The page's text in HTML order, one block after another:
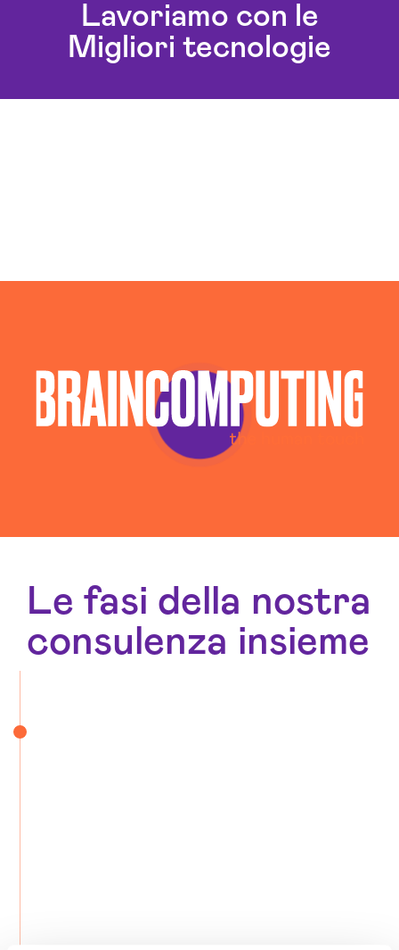
Informatica Aosta
Servizi Cybersecurity Aosta
Soluzioni Blockchain Aosta
Lavoriamo con le
Migliori tecnologie
Le fasi della nostra
consulenza insieme